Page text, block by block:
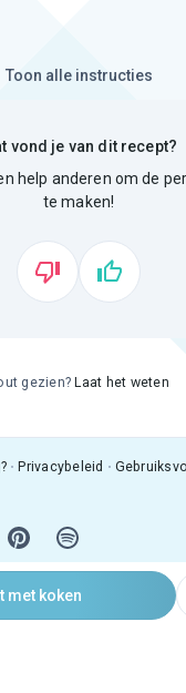
met koken
Toon alle instructies
vond je van dit recept?
help anderen om de
te maken!
gezien? Laat het weten
Privacybeleid